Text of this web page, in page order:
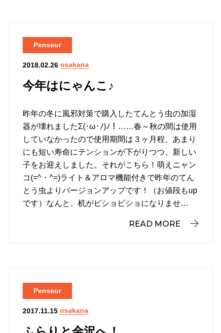
今年はにゃんこ♪
Penseur
2018.02.26 osakana
昨年の冬に風邪対策で購入したてんとう虫の加湿
器が壊れましたΣ(･ω･ﾉ)ﾉ！……春～秋の間は使用
していなかったので使用期間は３ヶ月程、あまり
にも短い寿命にテンションが下がりつつ、新しい
子をお迎えしました。それがこちら！萌えニャン
コ(=^・^=)ライト＆アロマ機能付きで昨年のてん
とう虫よりバージョンアップです！（お値段もup
です）なんと、机がビショビショになりませ…
READ MORE
Penseur
2017.11.15 osakana